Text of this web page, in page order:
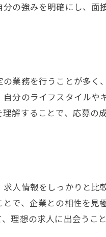
の強みを明確にし、面
業務を行うことが多く
分のライフスタイルや
解することで、応募の
人情報をしっかりと比
で、企業との相性を見
理想の求人に出会うこ